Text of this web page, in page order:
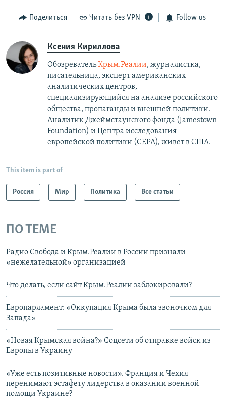
Поделиться Читать без VPN Follow us
Ксения Кириллова
ОбозревательКрым.Реалии, журналистка,
писательница, эксперт американских
аналитических центров,
специализирующийся на анализе российского
общества, пропаганды и внешней политики.
Аналитик Джеймстаунского фонда (Jamestown
Foundation) и Центра исследования
европейской политики (CEPA), живет в США.
This item is part of
Россия Мир Политика Все статьи
ПО ТЕМЕ
Радио Свобода и Крым.Реалии в России признали
«нежелательной» организацией
Что делать, если сайт Крым.Реалии заблокировали?
Европарламент: «Оккупация Крыма была звоночком для
Запада»
«Новая Крымская война?» Соцсети об отправке войск из
Европы в Украину
«Уже есть позитивные новости». Франция и Чехия
перенимают эстафету лидерства в оказании военной
помощи Украине?